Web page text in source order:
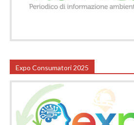
Expo Consumatori 2025